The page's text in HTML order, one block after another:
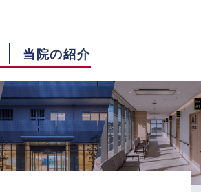
当院の紹介